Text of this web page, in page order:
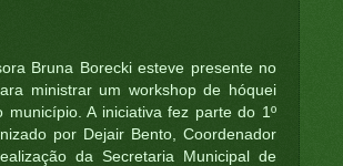
Bruna Borecki esteve presente no
ministrar um workshop de hóquei
A iniciativa fez parte do 1º
por Dejair Bento, Coordenador
da Secretaria Municipal de